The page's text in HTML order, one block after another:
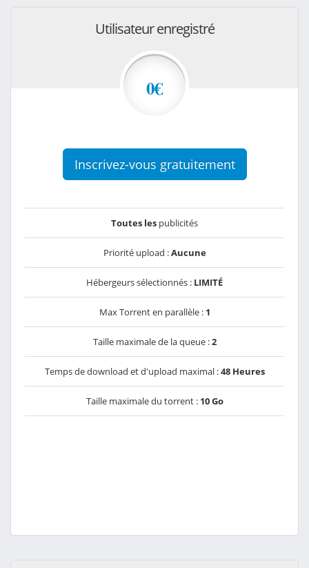
Utilisateur enregistré
0€
Inscrivez-vous gratuitement
Toutes les publicités
Priorité upload :Aucune
Hébergeurs sélectionnés : LIMITÉ
Max Torrent en parallèle : 1
Taille maximale de la queue :2
Temps de download et d'upload maximal :48 Heures
Taille maximale du torrent : 10 Go